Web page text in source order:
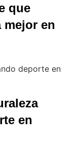
que
mejor en
en